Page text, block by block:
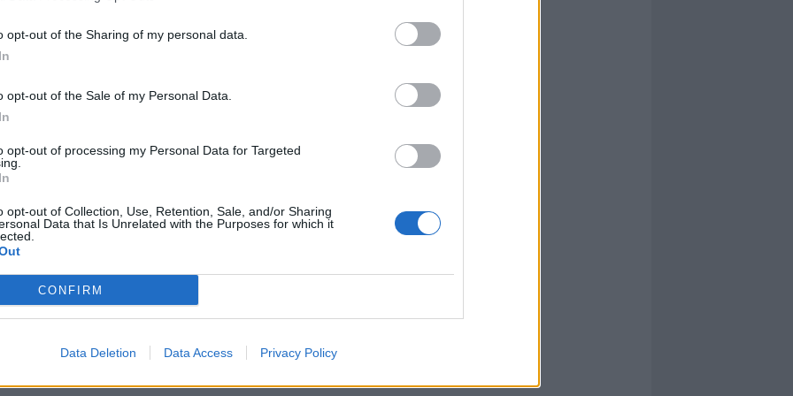
opt-out of the Sharing of my personal data.
opt-out of the Sale of my Personal Data.
opt-out of processing my Personal Data for Targeted
opt-out of Collection, Use, Retention, Sale, and/or Sharing
Data that Is Unrelated with the Purposes for which it
CONFIRM
Data Deletion Data Access Privacy Policy
sotto le coperte del divano. Le
hanno permesso di far emergere
estorsive, somme variabili tra i 20 ei 40
per l'acquisto di stupefacenti,
della vittima. L'uomo, su
della Procura della Repubblica di Roma,
di Roma ha convalidato l'arresto.
visibilmente scossa, è stata assistita
del 118.